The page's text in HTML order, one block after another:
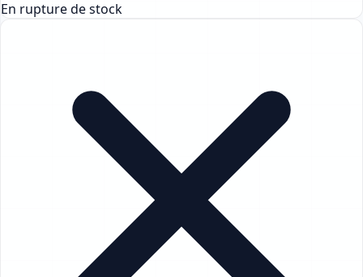
En rupture de stock